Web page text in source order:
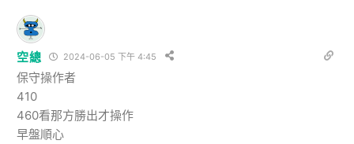
空總 2024-06-05 下午 4:45
保守操作者
410
460看那方勝出才操作
早盤順心